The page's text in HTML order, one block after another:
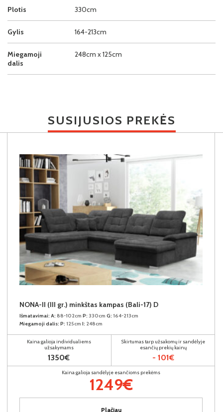
Plotis 330cm
Gylis 164-213cm
Miegamoji
dalis
248cm x 125cm
SUSIJUSIOS PREKĖS
NONA-II (III gr.) minkštas kampas (Bali-17) D
Išmatavimai: A: 88-102cm P: 330cm G: 164-213cm
Miegamoji dalis: P: 125cm I: 248cm
Kaina galioja individualiems
užsakymams
1350€
Skirtumas tarp užsakomų ir sandėlyje
esančių prekių kainų
- 101€
Kaina galioja sandėlyje esančioms prekėms
1249€
Plačiau